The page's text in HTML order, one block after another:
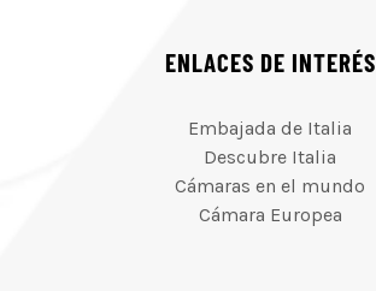
ENLACES DE INTERÉS
Embajada de Italia
Descubre Italia
Cámaras en el mundo
Cámara Europea